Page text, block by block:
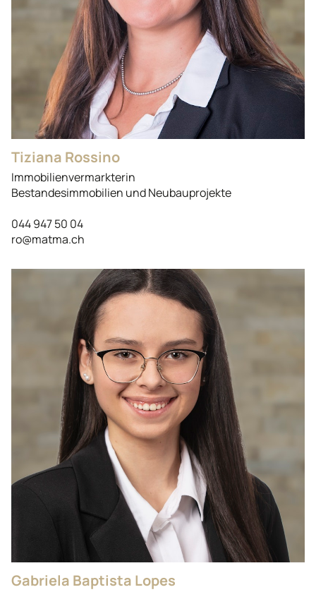
Tiziana Rossino
Immobilienvermarkterin
Bestandesimmobilien und Neubauprojekte
044 947 50 04
ro@matma.ch
Gabriela Baptista Lopes